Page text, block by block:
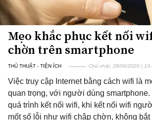
Mẹo khắc phục kết nối
chờn trên smartphone
THỦ THUẬT - TIỆN ÍCH Chủ nhật, 28/06/2020 |
Việc truy cập Internet bằng cách wifi là
quan trọng, với người dùng smartphone.
quá trình kết nối wifi, khi kết nối wifi
mốt số lỗi như wifi chập chờn, không